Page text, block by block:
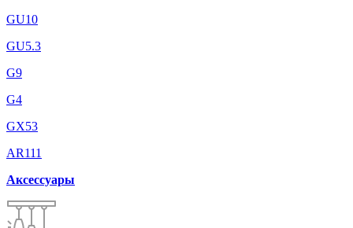
GU10
GU5.3
G9
G4
GX53
AR111
Аксессуары